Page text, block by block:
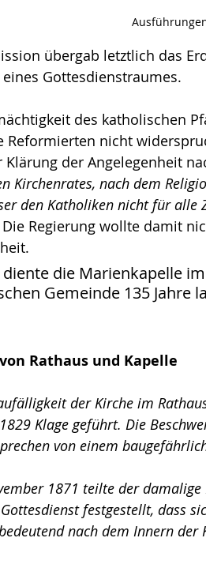
übergab letztlich das
Gottesdienstraumes.
des katholischen
Reformierten nicht
Klärung der Angelegenheit
Kirchenrates, nach dem
den Katholiken nicht für alle
Die Regierung wollte damit
die Marienkapelle
Gemeinde 135 Jahre
Rathaus und Kapelle
der Kirche im
Klage geführt. Die
von einem
1871 teilte der
festgestellt, dass
nach dem Innern